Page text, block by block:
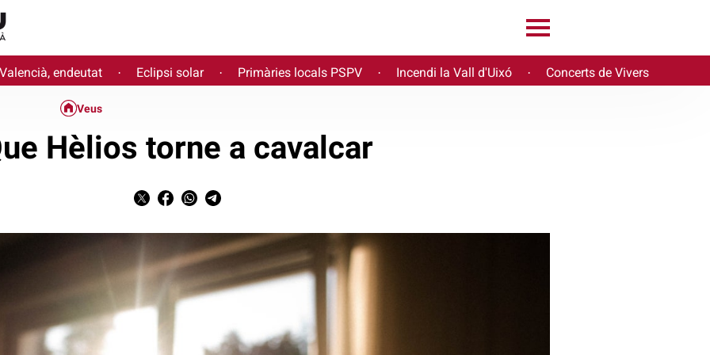
endeutat · Eclipsi solar · Primàries locals PSPV · Incendi la Vall d'Uixó · Concerts de Vivers
Veus
Hèlios torne a cavalcar